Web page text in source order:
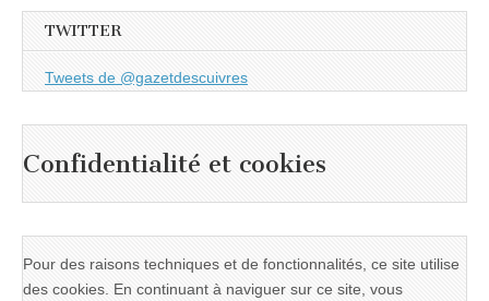
TWITTER
Tweets de @gazetdescuivres
Confidentialité et cookies
Pour des raisons techniques et de fonctionnalités, ce site utilise
des cookies. En continuant à naviguer sur ce site, vous